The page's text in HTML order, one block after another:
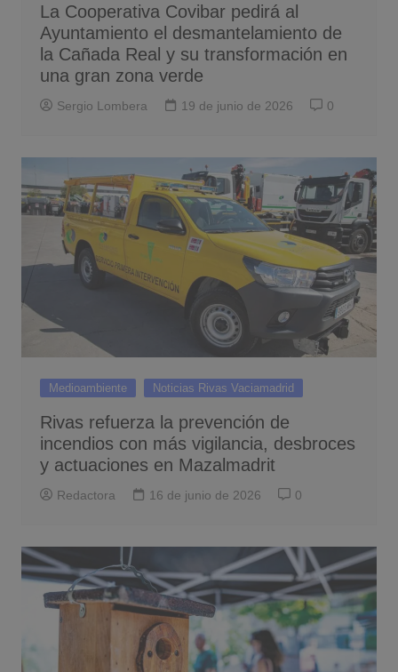
La Cooperativa Covibar pedirá al
Ayuntamiento el desmantelamiento de
la Cañada Real y su transformación en
una gran zona verde
Sergio Lombera 19 de junio de 2026 0
Medioambiente Noticias Rivas Vaciamadrid
Rivas refuerza la prevención de
incendios con más vigilancia, desbroces
y actuaciones en Mazalmadrit
Redactora 16 de junio de 2026 0